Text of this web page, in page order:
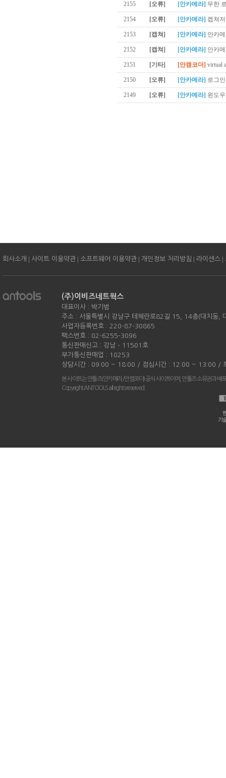
2155 [오류] [안카메라] 무한
2154 [오류] [안카메라] 켑쳐
2153 [캡쳐] [안카메라] 안카
2152 [캡쳐] [안카메라] 안카
2151 [기타] [안캠코더] virtual
2150 [오류] [안카메라] 로그
2149 [오류] [안카메라] 윈도
회사소개 | 사이트 이용약관 | 소프트웨어 이용약관 | 개인정보 처리방침 | 라이센스 |
(주)이비즈네트웍스
대표이사 : 박기범
주소 : 서울특별시 강남구 테헤란로82길 15, 14층(대치동,
사업자등록번호 : 220-87-30865
팩스번호 : 02-6255-3096
통신판매신고 : 강남 - 11501호
부가통신판매업 : 10253
상담시간 : 09:00 ~ 18:00 / 점심시간 : 12:00 ~ 13:00 /
본 사이트는 안툴즈(안카메라/안캠코더) 공식 사이트이며, 안툴즈 소유권과 배
Copyright ANTOOLS all rights reserved.